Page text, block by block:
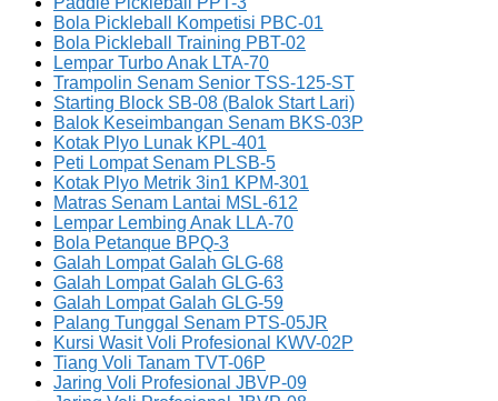
Bola Pickleball Kompetisi PBC-01
Bola Pickleball Training PBT-02
Lempar Turbo Anak LTA-70
Trampolin Senam Senior TSS-125-ST
Starting Block SB-08 (Balok Start Lari)
Balok Keseimbangan Senam BKS-03P
Kotak Plyo Lunak KPL-401
Peti Lompat Senam PLSB-5
Kotak Plyo Metrik 3in1 KPM-301
Matras Senam Lantai MSL-612
Lempar Lembing Anak LLA-70
Bola Petanque BPQ-3
Galah Lompat Galah GLG-68
Galah Lompat Galah GLG-63
Galah Lompat Galah GLG-59
Palang Tunggal Senam PTS-05JR
Kursi Wasit Voli Profesional KWV-02P
Tiang Voli Tanam TVT-06P
Jaring Voli Profesional JBVP-09